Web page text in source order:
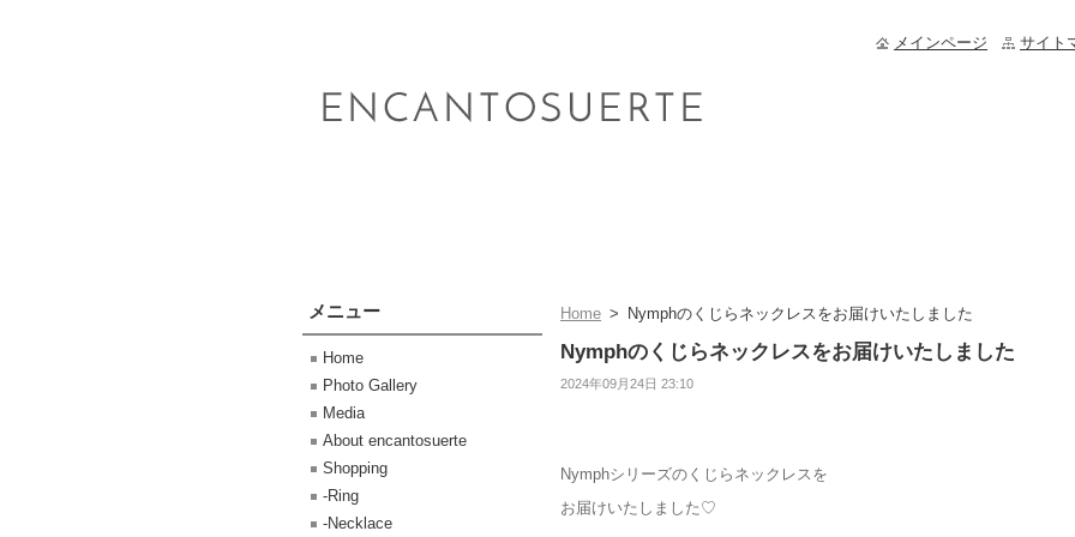
Home > Nymphのくじらネックレスをお届けいたしました
Nymphのくじらネックレスをお届けいたしました
2024年09月24日 23:10
Nymphシリーズのくじらネックレスを
お届けいたしました♡
メニュー
Home
Photo Gallery
Media
About encantosuerte
Shopping
-Ring
-Necklace
メインページ サイト